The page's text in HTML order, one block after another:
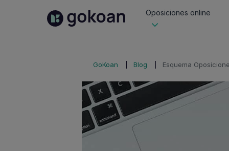
Oposiciones online
GoKoan Blog Esquema